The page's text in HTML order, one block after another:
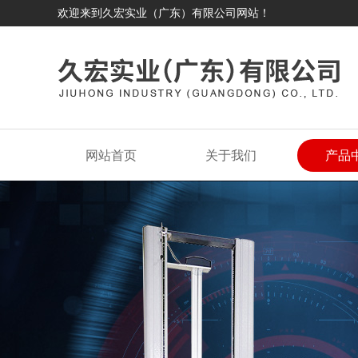
欢迎来到久宏实业（广东）有限公司网站！
网站首页 关于我们 产品